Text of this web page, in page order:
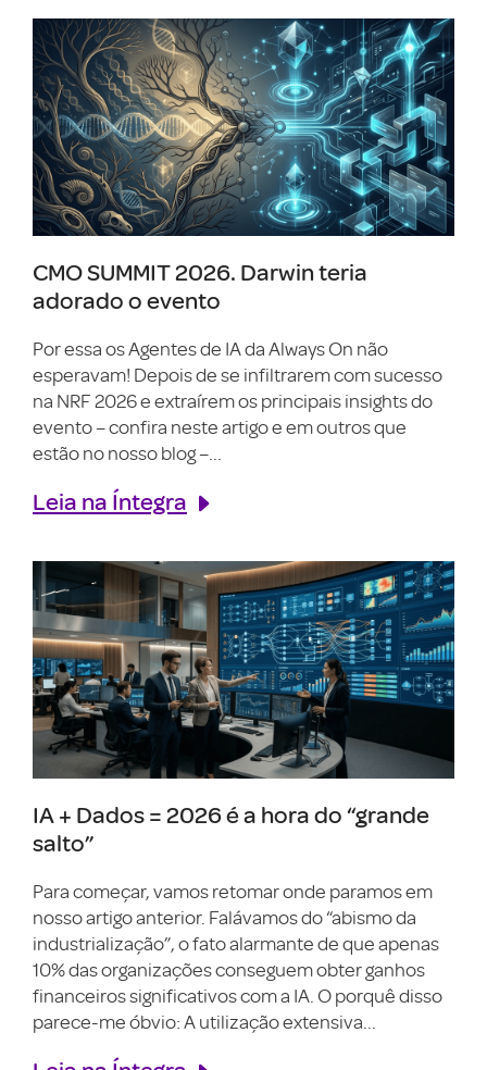
CMO SUMMIT 2026. Darwin teria
adorado o evento
Por essa os Agentes de IA da Always On não
esperavam! Depois de se infiltrarem com sucesso
na NRF 2026 e extraírem os principais insights do
evento – confira neste artigo e em outros que
estão no nosso blog –...
Leia na Íntegra
IA + Dados = 2026 é a hora do “grande
salto”
Para começar, vamos retomar onde paramos em
nosso artigo anterior. Falávamos do “abismo da
industrialização”, o fato alarmante de que apenas
10% das organizações conseguem obter ganhos
financeiros significativos com a IA. O porquê disso
parece-me óbvio: A utilização extensiva...